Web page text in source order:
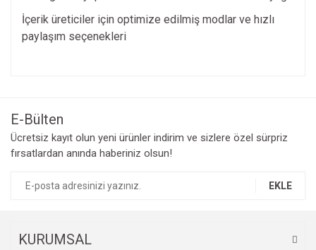
İçerik üreticiler için optimize edilmiş modlar ve hızlı
paylaşım seçenekleri
Ürün resmi kalitesiz, bozuk veya görüntülenemiyor.
Ürün açıklamasında eksik bilgiler bulunuyor.
E-Bülten
Ücretsiz kayıt olun yeni ürünler indirim ve sizlere özel sürpriz
fırsatlardan anında haberiniz olsun!
EKLE
KURUMSAL